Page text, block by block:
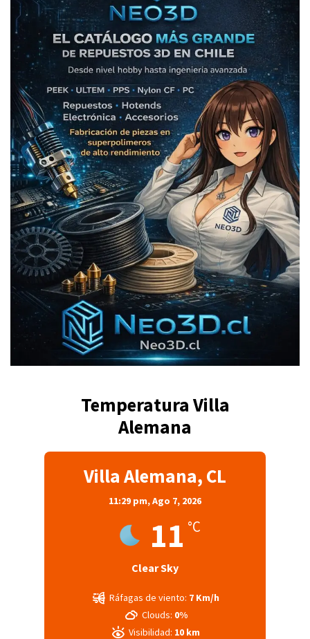
Temperatura Villa
Alemana
Villa Alemana, CL
11:29 pm,Ago 7, 2026
11 °C
Clear Sky
Ráfagas de viento: 7 Km/h
Clouds: 0%
Visibilidad: 10 km